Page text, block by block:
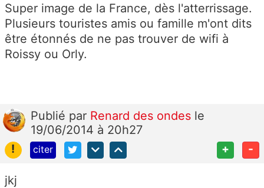
Super image de la France, dès l'atterrissage.
Plusieurs touristes amis ou famille m'ont dits
être étonnés de ne pas trouver de wifi à
Roissy ou Orly.
Publié par Renard des ondes le
19/06/2014 à 20h27
!
citer + -
jkj